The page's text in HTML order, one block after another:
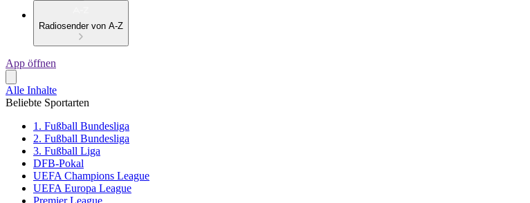
Radiosender von A-Z
App öffnen
Alle Inhalte
Beliebte Sportarten
1. Fußball Bundesliga
2. Fußball Bundesliga
3. Fußball Liga
DFB-Pokal
UEFA Champions League
UEFA Europa League
Premier League